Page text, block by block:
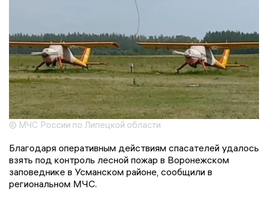
© МЧС России по Липецкой области
Благодаря оперативным действиям спасателей удалось
взять под контроль лесной пожар в Воронежском
заповеднике в Усманском районе, сообщили в
региональном МЧС.